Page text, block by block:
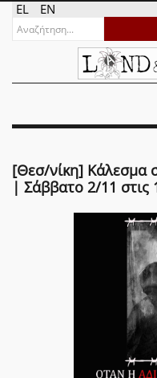
EL EN
[Θεσ/νίκη] Κάλεσμα
| Σάββατο 2/11 στις